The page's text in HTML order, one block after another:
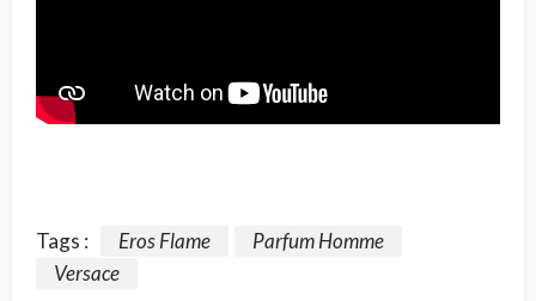
Tags : Eros Flame
Parfum Homme
Versace